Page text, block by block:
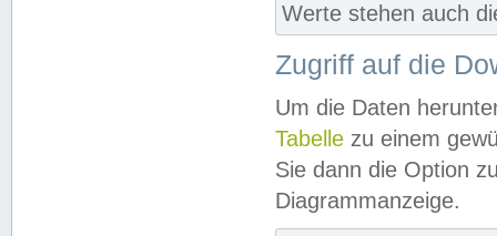
Werte stehen auch
Zugriff auf die
Um die Daten
Tabelle zu einem
Sie dann die Option
Diagrammanzeige.